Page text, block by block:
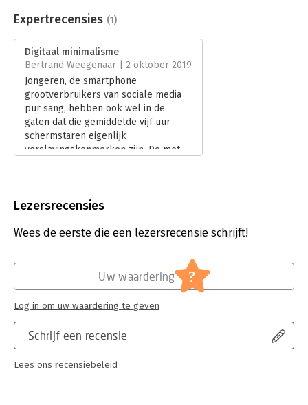
Bestandsformaat:
epub
Uitgever:
Druk:
1
Verschijningsdatum:
21-2-2019
Hoofdrubriek: Internet en social media
Expertrecensies (1)
Digitaal minimalisme
Bertrand Weegenaar | 2 oktober 2019
Jongeren, de smartphone
grootverbruikers van sociale media
pur sang, hebben ook wel in de
gaten dat die gemiddelde vijf uur
schermstaren eigenlijk
verslavingskenmerken zijn. De met
geperfectioneerd.
Lezersrecensies
Wees de eerste die een lezersrecensie schrijft!
Schrijf een recensie
Lees ons recensiebeleid
Uw waardering ?
Log in om uw waardering te geven